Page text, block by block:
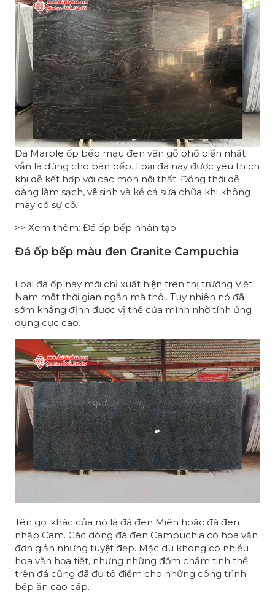
Đá Marble ốp bếp màu đen vân gỗ phổ biến nhất
vẫn là dùng cho bàn bếp. Loại đá này được yêu thích
khi dễ kết hợp với các món nội thất. Đồng thời dễ
dàng làm sạch, vệ sinh và kể cả sửa chữa khi không
may có sự cố.
>> Xem thêm: Đá ốp bếp nhân tạo
Đá ốp bếp màu đen Granite Campuchia
Loại đá ốp này mới chỉ xuất hiện trên thị trường Việt
Nam một thời gian ngắn mà thôi. Tuy nhiên nó đã
sớm khẳng định được vị thế của mình nhờ tính ứng
dụng cực cao.
Tên gọi khác của nó là đá đen Miên hoặc đá đen
nhập Cam. Các dòng đá đen Campuchia có hoa văn
đơn giản nhưng tuyệt đẹp. Mặc dù không có nhiều
hoa văn họa tiết, nhưng những đốm chấm tinh thể
trên đá cũng đã đủ tô điểm cho những công trình
bếp ăn cao cấp.